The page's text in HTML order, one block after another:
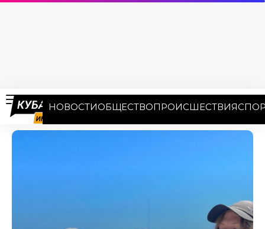
НОВОСТИОБЩЕСТВОПРОИСШЕСТВИЯ